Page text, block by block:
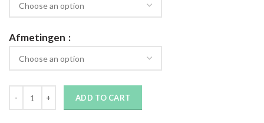
Afmetingen
ADD TO CART